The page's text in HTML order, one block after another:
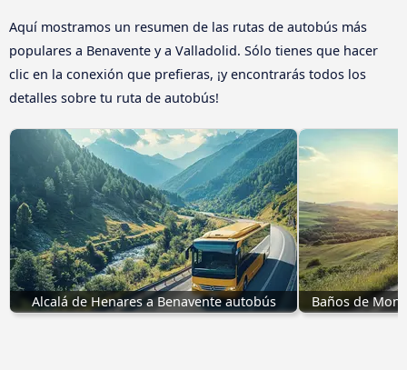
Aquí mostramos un resumen de las rutas de autobús más
populares a Benavente y a Valladolid. Sólo tienes que hacer
clic en la conexión que prefieras, ¡y encontrarás todos los
detalles sobre tu ruta de autobús!
Alcalá de Henares a Benavente autobús Baños de